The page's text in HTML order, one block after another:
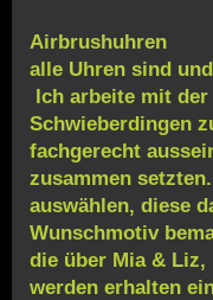
Airbrushuhren
alle Uhren sind
Ich arbeite mit der
Schwieberdingen
fachgerecht
zusammen
auswählen, diese
Wunschmotiv
die über Mia &
werden erhalten